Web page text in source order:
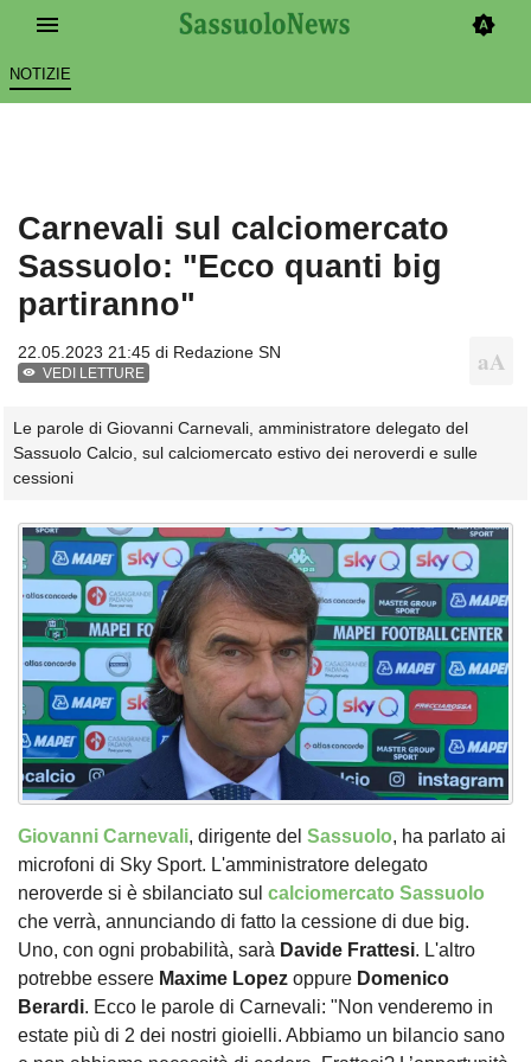
NOTIZIE
Carnevali sul calciomercato
Sassuolo: "Ecco quanti big
partiranno"
22.05.2023 21:45 di Redazione SN
VEDI LETTURE
Le parole di Giovanni Carnevali, amministratore delegato del
Sassuolo Calcio, sul calciomercato estivo dei neroverdi e sulle
cessioni
Giovanni Carnevali, dirigente del Sassuolo, ha parlato ai
microfoni di Sky Sport. L'amministratore delegato
neroverde si è sbilanciato sul calciomercato Sassuolo
che verrà, annunciando di fatto la cessione di due big.
Uno, con ogni probabilità, sarà Davide Frattesi. L'altro
potrebbe essere Maxime Lopez oppure Domenico
Berardi. Ecco le parole di Carnevali: "Non venderemo in
estate più di 2 dei nostri gioielli. Abbiamo un bilancio sano